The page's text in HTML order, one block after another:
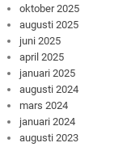
oktober 2025
augusti 2025
juni 2025
april 2025
januari 2025
augusti 2024
mars 2024
januari 2024
augusti 2023